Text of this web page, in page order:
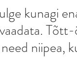
kunagi
niipea,